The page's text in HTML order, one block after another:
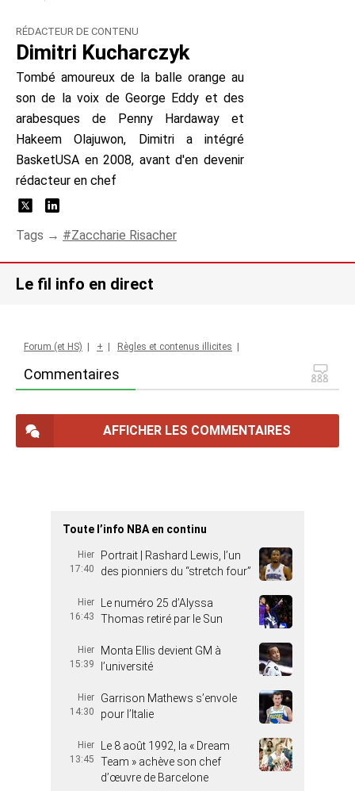
RÉDACTEUR DE CONTENU
Dimitri Kucharczyk
Tombé amoureux de la balle orange au
son de la voix de George Eddy et des
arabesques de Penny Hardaway et
Hakeem Olajuwon, Dimitri a intégré
BasketUSA en 2008, avant d'en devenir
rédacteur en chef
Tags → Zaccharie Risacher
Le fil info en direct
Commentaires
Forum (et HS) + Règles et contenus illicites
AFFICHER LES COMMENTAIRES
Toute l’info NBA en continu
Hier
17:40
Portrait | Rashard Lewis, l’un
des pionniers du “stretch four”
Hier
16:43
Le numéro 25 d’Alyssa
Thomas retiré par le Sun
Hier
15:39
Monta Ellis devient GM à
l’université
Hier
14:30
Garrison Mathews s’envole
pour l’Italie
Hier
13:45
Le 8 août 1992, la « Dream
Team » achève son chef
d’œuvre de Barcelone